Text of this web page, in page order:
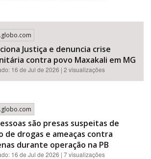
Justiça e denuncia crise
contra povo Maxakali em MG
16 de Jul de 2026 | 2 visualizações
são presas suspeitas de
de drogas e ameaças contra
durante operação na PB
16 de Jul de 2026 | 7 visualizações